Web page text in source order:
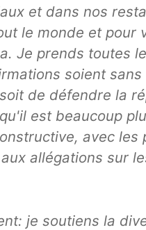
et dans nos
le monde et pour
Je prends toutes
soient
de défendre la
est beaucoup
avec les
allégations sur
je soutiens la